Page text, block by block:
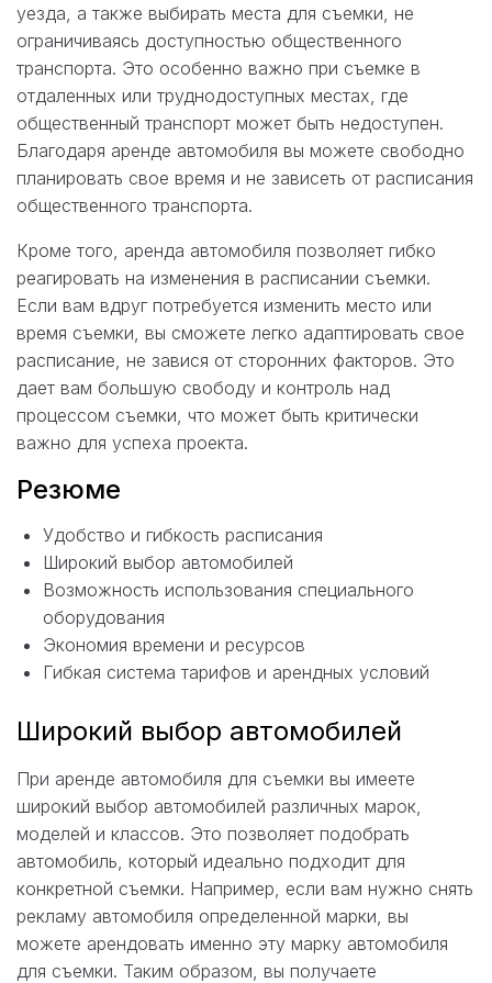
уезда, а также выбирать места для съемки, не
ограничиваясь доступностью общественного
транспорта. Это особенно важно при съемке в
отдаленных или труднодоступных местах, где
общественный транспорт может быть недоступен.
Благодаря аренде автомобиля вы можете свободно
планировать свое время и не зависеть от расписания
общественного транспорта.
Кроме того, аренда автомобиля позволяет гибко
реагировать на изменения в расписании съемки.
Если вам вдруг потребуется изменить место или
время съемки, вы сможете легко адаптировать свое
расписание, не завися от сторонних факторов. Это
дает вам большую свободу и контроль над
процессом съемки, что может быть критически
важно для успеха проекта.
Резюме
Удобство и гибкость расписания
Широкий выбор автомобилей
Возможность использования специального
оборудования
Экономия времени и ресурсов
Гибкая система тарифов и арендных условий
Широкий выбор автомобилей
При аренде автомобиля для съемки вы имеете
широкий выбор автомобилей различных марок,
моделей и классов. Это позволяет подобрать
автомобиль, который идеально подходит для
конкретной съемки. Например, если вам нужно снять
рекламу автомобиля определенной марки, вы
можете арендовать именно эту марку автомобиля
для съемки. Таким образом, вы получаете